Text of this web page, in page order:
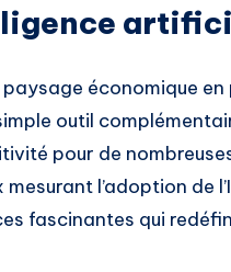
paysage économique
outil
pour de
mesurant l’adoption de
fascinantes qui